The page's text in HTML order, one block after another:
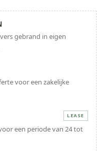
gebrand in eigen
voor een zakelijke
LEASE
een periode van 24 tot